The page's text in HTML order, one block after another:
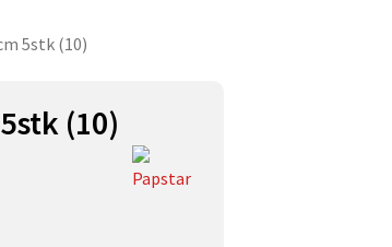
5stk (10)
(10)